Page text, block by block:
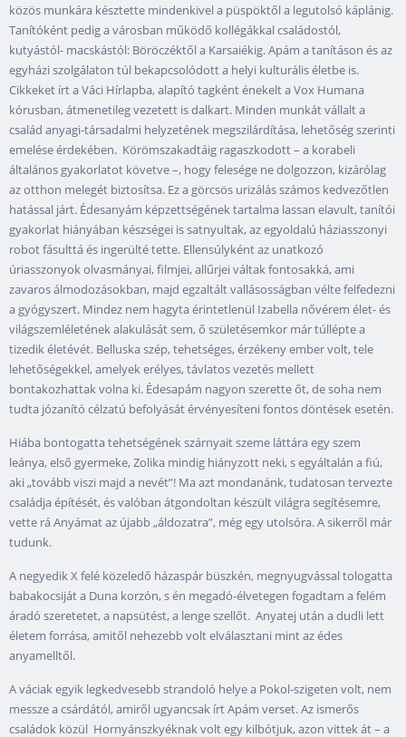
közös munkára késztette mindenkivel a püspöktől a legutolsó káplánig.
Tanítóként pedig a városban működő kollégákkal családostól,
kutyástól- macskástól: Böröczéktől a Karsaiékig. Apám a tanításon és az
egyházi szolgálaton túl bekapcsolódott a helyi kulturális életbe is.
Cikkeket írt a Váci Hírlapba, alapító tagként énekelt a Vox Humana
kórusban, átmenetileg vezetett is dalkart. Minden munkát vállalt a
család anyagi-társadalmi helyzetének megszilárdítása, lehetőség szerinti
emelése érdekében. Körömszakadtáig ragaszkodott – a korabeli
általános gyakorlatot követve –, hogy felesége ne dolgozzon, kizárólag
az otthon melegét biztosítsa. Ez a görcsös urizálás számos kedvezőtlen
hatással járt. Édesanyám képzettségének tartalma lassan elavult, tanítói
gyakorlat hiányában készségei is satnyultak, az egyoldalú háziasszonyi
robot fásulttá és ingerülté tette. Ellensúlyként az unatkozó
úriasszonyok olvasmányai, filmjei, allűrjei váltak fontosakká, ami
zavaros álmodozásokban, majd egzaltált vallásosságban vélte felfedezni
a gyógyszert. Mindez nem hagyta érintetlenül Izabella nővérem élet- és
világszemléletének alakulását sem, ő születésemkor már túllépte a
tizedik életévét. Belluska szép, tehetséges, érzékeny ember volt, tele
lehetőségekkel, amelyek erélyes, távlatos vezetés mellett
bontakozhattak volna ki. Édesapám nagyon szerette őt, de soha nem
tudta józanító célzatú befolyását érvényesíteni fontos döntések esetén.
Hiába bontogatta tehetségének szárnyait szeme láttára egy szem
leánya, első gyermeke, Zolika mindig hiányzott neki, s egyáltalán a fiú,
aki „tovább viszi majd a nevét”! Ma azt mondanánk, tudatosan tervezte
családja építését, és valóban átgondoltan készült világra segítésemre,
vette rá Anyámat az újabb „áldozatra”, még egy utolsóra. A sikerről már
tudunk.
A negyedik X felé közeledő házaspár büszkén, megnyugvással tologatta
babakocsiját a Duna korzón, s én megadó-élvetegen fogadtam a felém
áradó szeretetet, a napsütést, a lenge szellőt. Anyatej után a dudli lett
életem forrása, amitől nehezebb volt elválasztani mint az édes
anyamelltől.
A váciak egyik legkedvesebb strandoló helye a Pokol-szigeten volt, nem
messze a csárdától, amiről ugyancsak írt Apám verset. Az ismerős
családok közül Hornyánszkyéknak volt egy kilbótjuk, azon vittek át – a